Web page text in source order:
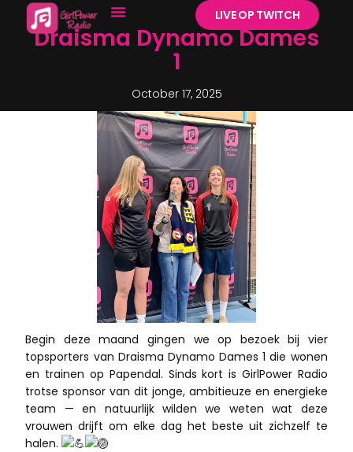
LIVE OP TWITCH
Draisma Dynamo Dames
1
October 17, 2025
Begin deze maand gingen we op bezoek bij vier
topsporters van Draisma Dynamo Dames 1 die wonen
en trainen op Papendal. Sinds kort is GirlPower Radio
trotse sponsor van dit jonge, ambitieuze en energieke
team — en natuurlijk wilden we weten wat deze
vrouwen drijft om elke dag het beste uit zichzelf te
halen.